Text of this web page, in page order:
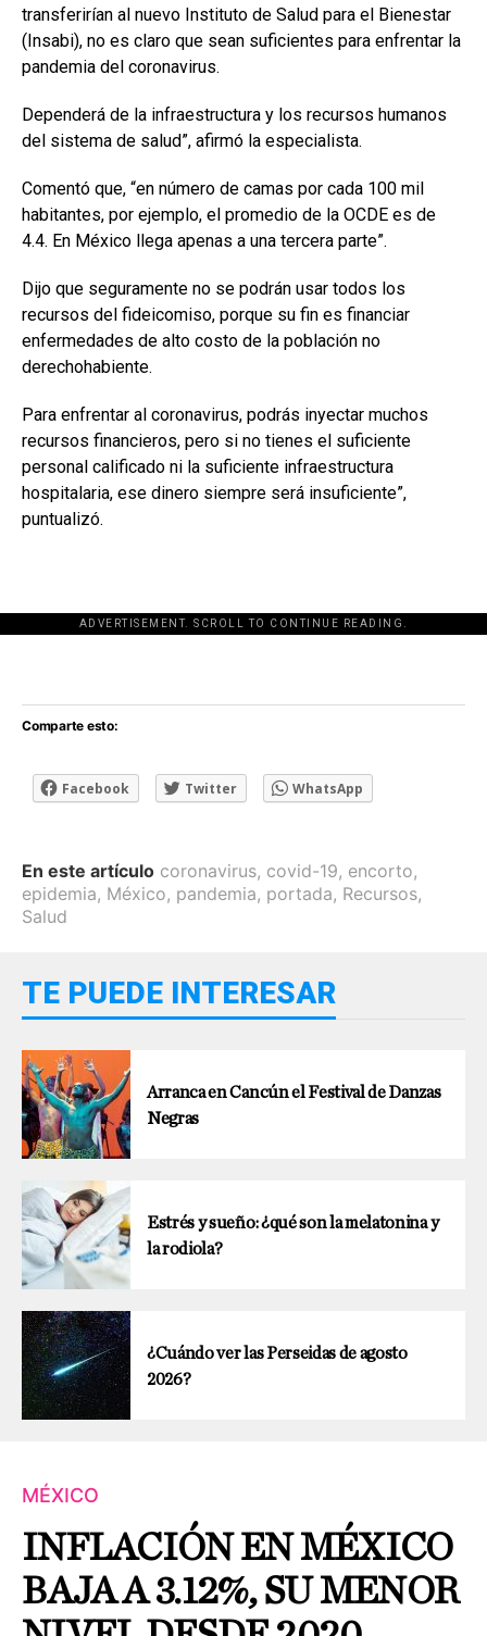
transferirían al nuevo Instituto de Salud para el Bienestar
(Insabi), no es claro que sean suficientes para enfrentar la
pandemia del coronavirus.
Dependerá de la infraestructura y los recursos humanos
del sistema de salud”, afirmó la especialista.
Comentó que, “en número de camas por cada 100 mil
habitantes, por ejemplo, el promedio de la OCDE es de
4.4. En México llega apenas a una tercera parte”.
Dijo que seguramente no se podrán usar todos los
recursos del fideicomiso, porque su fin es financiar
enfermedades de alto costo de la población no
derechohabiente.
Para enfrentar al coronavirus, podrás inyectar muchos
recursos financieros, pero si no tienes el suficiente
personal calificado ni la suficiente infraestructura
hospitalaria, ese dinero siempre será insuficiente”,
puntualizó.
ADVERTISEMENT. SCROLL TO CONTINUE READING.
[adsforwp id="243463"]
Comparte esto:
Facebook Twitter WhatsApp
En este artículo coronavirus, covid-19, encorto,
epidemia, México, pandemia, portada, Recursos,
Salud
TE PUEDE INTERESAR
Arranca en Cancún el Festival de Danzas
Negras
Estrés y sueño: ¿qué son la melatonina y
la rodiola?
¿Cuándo ver las Perseidas de agosto
2026?
MÉXICO
INFLACIÓN EN MÉXICO
BAJA A 3.12%, SU MENOR